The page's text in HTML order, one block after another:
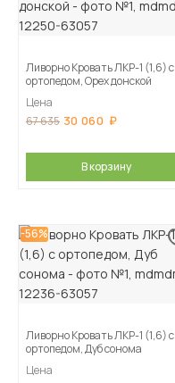
Ливорно Кровать ЛКР-1 (1,6) с
ортопедом, Орех донской
Цена
67 635 30 060
В корзину
-56%
Ливорно Кровать ЛКР-1 (1,6) с
ортопедом, Дуб сонома
Цена